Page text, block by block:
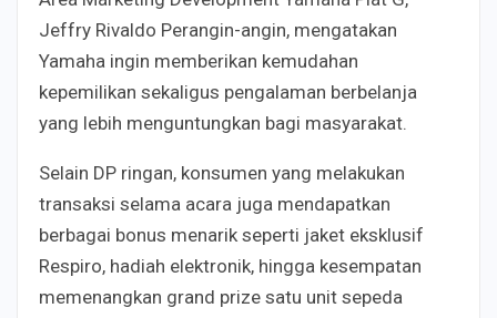
Jeffry Rivaldo Perangin-angin, mengatakan
Yamaha ingin memberikan kemudahan
kepemilikan sekaligus pengalaman berbelanja
yang lebih menguntungkan bagi masyarakat.
Selain DP ringan, konsumen yang melakukan
transaksi selama acara juga mendapatkan
berbagai bonus menarik seperti jaket eksklusif
Respiro, hadiah elektronik, hingga kesempatan
memenangkan grand prize satu unit sepeda